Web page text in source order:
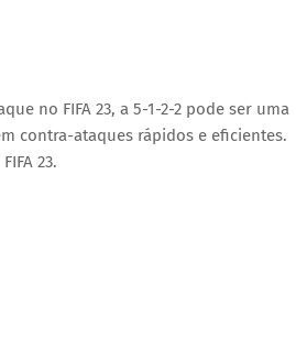
no FIFA 23, a 5-1-2-2 pode ser uma
contra-ataques rápidos e eficientes.
23.